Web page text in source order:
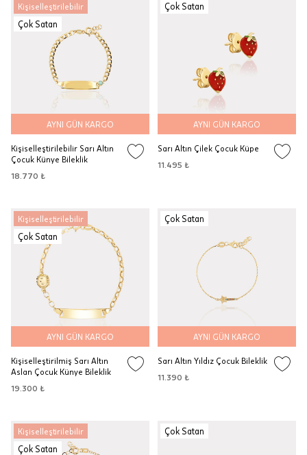
Kişiselleştirilebilir
Çok Satan
AYNI GÜN KARGO
Kişiselleştirilebilir Sarı Altın
Çocuk Künye Bileklik
18.770 ₺
Çok Satan
AYNI GÜN KARGO
Sarı Altın Çilek Çocuk Küpe
11.495 ₺
Kişiselleştirilebilir
Çok Satan
AYNI GÜN KARGO
Kişiselleştirilmiş Sarı Altın
Aslan Çocuk Künye Bileklik
19.300 ₺
Çok Satan
AYNI GÜN KARGO
Sarı Altın Yıldız Çocuk Bileklik
11.390 ₺
Kişiselleştirilebilir
Çok Satan
Çok Satan